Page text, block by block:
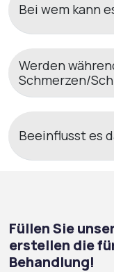
Bei wem kann
Werden
Schmerzen/
Beeinflusst es
Füllen Sie
erstellen die
Behandlung!